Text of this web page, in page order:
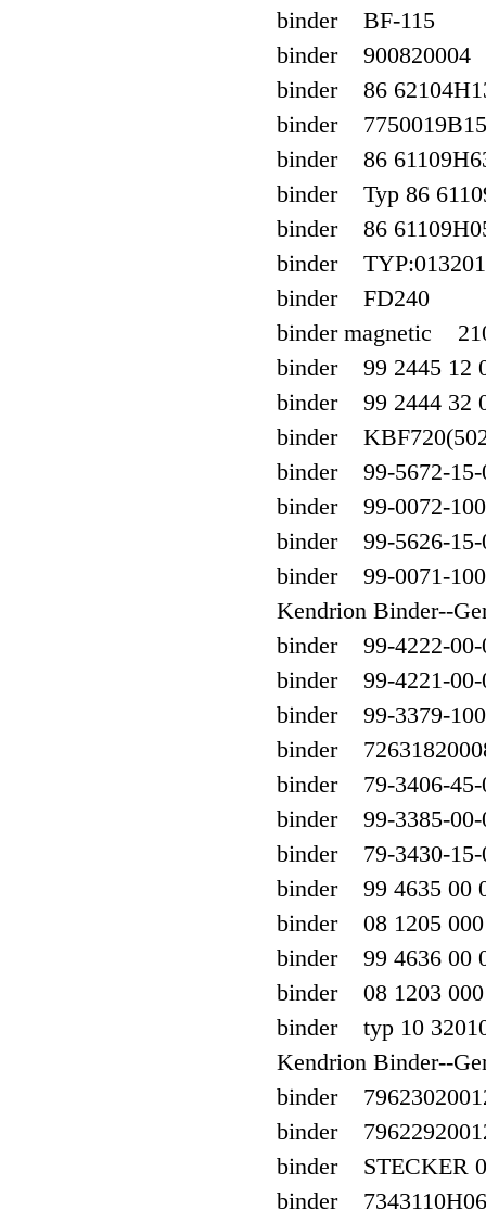
binder BF-115
binder 900820004
binder 86
binder 7750019B15
binder 86
binder Typ 86
binder 86
binder
binder FD240
binder magnetic
binder 99 2445 12
binder 99 2444 32
binder
binder 99-5672-15-
binder 99-0072-
binder 99-5626-15-
binder 99-0071-
Kendrion Binder--
binder 99-4222-00-
binder 99-4221-00-
binder 99-3379-
binder
binder 79-3406-45-
binder 99-3385-00-
binder 79-3430-15-
binder 99 4635 00
binder 08 1205 000
binder 99 4636 00
binder 08 1203 000
binder typ 10
Kendrion Binder--
binder
binder
binder STECKER
binder